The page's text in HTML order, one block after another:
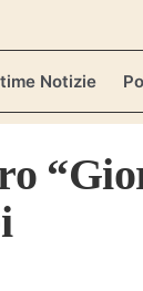
Notizie